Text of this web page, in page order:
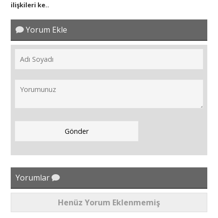
ilişkileri ke..
Yorum Ekle
Yorumlar
Henüz Yorum Eklenmemiş